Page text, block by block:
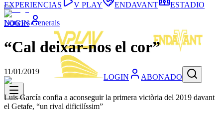
LOGIN
LOGIN ABONADO
EXPERIENCIAS
V PLAY ENDAVANT ESTADIO
Noticies Generals
“Cal deixar-nos el cor”
11/01/2019
Luis García confia a aconseguir la primera victòria del 2019 davant
el Getafe, “un rival dificilíssim”